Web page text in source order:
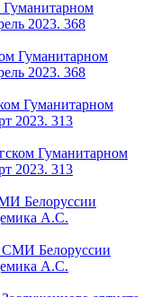
Гуманитарном
2023. 368
Гуманитарном
2023. 313
Белоруссии
А.С.